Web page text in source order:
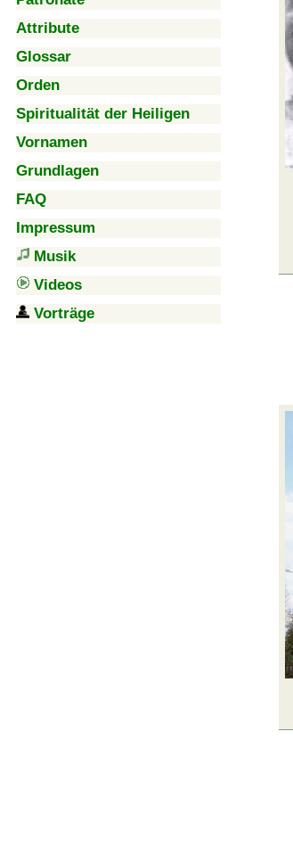
Attribute
Glossar
Orden
Spiritualität der Heiligen
Vornamen
Grundlagen
FAQ
Impressum
Musik
Videos
Vorträge